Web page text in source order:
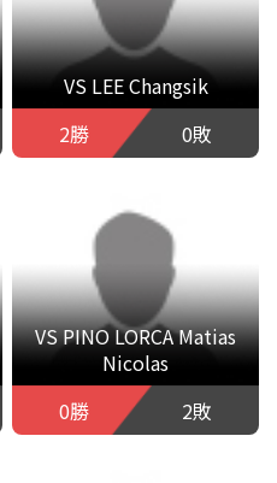
VS LEE Changsik
2勝
0敗
VS PINO LORCA Matias
Nicolas
0勝
2敗